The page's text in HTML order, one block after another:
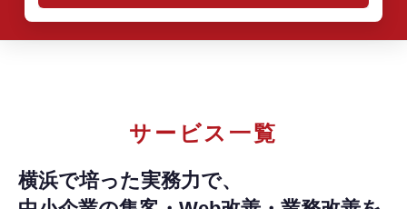
サービス一覧
横浜で培った実務力で、